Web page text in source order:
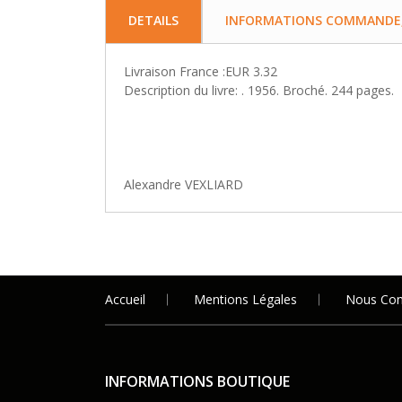
DETAILS INFORMATIONS
Livraison France :EUR 3.32
Description du livre: . 1956. Broché. 244 pages.
Alexandre VEXLIARD
Accueil Mentions Légales Nous
INFORMATIONS BOUTIQUE